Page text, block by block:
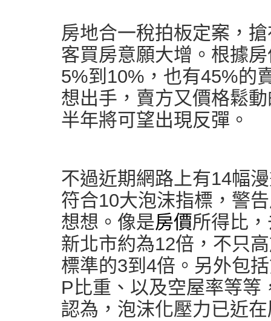
房地合一稅拍板定案，
客買房意願大增。根據
5%到10%，也有45%的
想出手，賣方又價格鬆
半年將可望出現反彈。
不過近期網路上有14幅
符合10大泡沫指標，警
想想。像是房價所得比
新北市約為12倍，不只
標準的3到4倍。另外包
P比重、以及空屋率等等
認為，泡沫化壓力已近